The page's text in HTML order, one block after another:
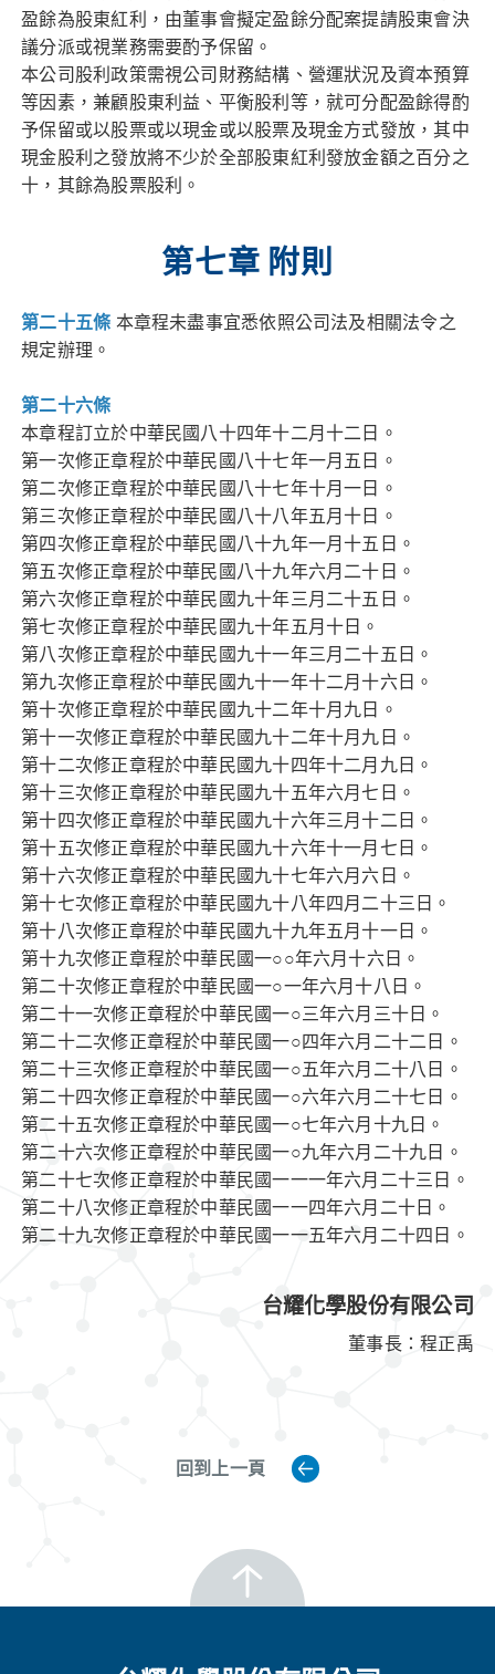
盈餘為股東紅利，由董事會擬定盈餘分配案提請股東會決
議分派或視業務需要酌予保留。
本公司股利政策需視公司財務結構、營運狀況及資本預算
等因素，兼顧股東利益、平衡股利等，就可分配盈餘得酌
予保留或以股票或以現金或以股票及現金方式發放，其中
現金股利之發放將不少於全部股東紅利發放金額之百分之
十，其餘為股票股利。
第七章 附則
第二十五條 本章程未盡事宜悉依照公司法及相關法令之
規定辦理。
第二十六條
本章程訂立於中華民國八十四年十二月十二日。
第一次修正章程於中華民國八十七年一月五日。
第二次修正章程於中華民國八十七年十月一日。
第三次修正章程於中華民國八十八年五月十日。
第四次修正章程於中華民國八十九年一月十五日。
第五次修正章程於中華民國八十九年六月二十日。
第六次修正章程於中華民國九十年三月二十五日。
第七次修正章程於中華民國九十年五月十日。
第八次修正章程於中華民國九十一年三月二十五日。
第九次修正章程於中華民國九十一年十二月十六日。
第十次修正章程於中華民國九十二年十月九日。
第十一次修正章程於中華民國九十二年十月九日。
第十二次修正章程於中華民國九十四年十二月九日。
第十三次修正章程於中華民國九十五年六月七日。
第十四次修正章程於中華民國九十六年三月十二日。
第十五次修正章程於中華民國九十六年十一月七日。
第十六次修正章程於中華民國九十七年六月六日。
第十七次修正章程於中華民國九十八年四月二十三日。
第十八次修正章程於中華民國九十九年五月十一日。
第十九次修正章程於中華民國一○○年六月十六日。
第二十次修正章程於中華民國一○一年六月十八日。
第二十一次修正章程於中華民國一○三年六月三十日。
第二十二次修正章程於中華民國一○四年六月二十二日。
第二十三次修正章程於中華民國一○五年六月二十八日。
第二十四次修正章程於中華民國一○六年六月二十七日。
第二十五次修正章程於中華民國一○七年六月十九日。
第二十六次修正章程於中華民國一○九年六月二十九日。
第二十七次修正章程於中華民國一一一年六月二十三日。
第二十八次修正章程於中華民國一一四年六月二十日。
第二十九次修正章程於中華民國一一五年六月二十四日。
台耀化學股份有限公司
董事長：程正禹
回到上一頁